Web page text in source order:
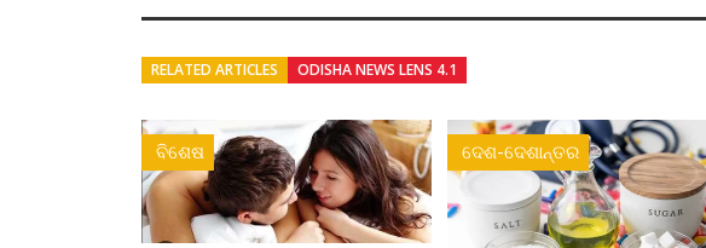
RELATED ARTICLES ODISHA NEWS LENS 4.1
ବିଶେଷ ଦେଶ-ଦେଶାନ୍ତର